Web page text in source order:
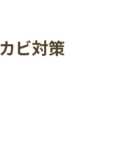
ビ対策